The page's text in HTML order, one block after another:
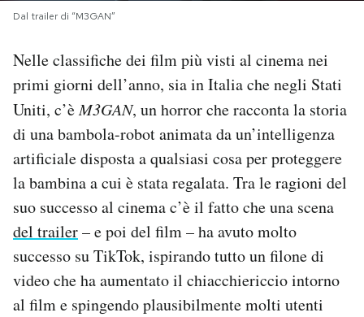
SHOP
AREA PERSONALE
Area Personale
Newsletter
Notifiche mobile
Regala il Post
Hai bisogno di aiuto?
Dal trailer di “M3GAN”
Nelle classifiche dei film più visti al cinema nei
primi giorni dell’anno, sia in Italia che negli Stati
Uniti, c’èM3GAN, un horror che racconta la storia
di una bambola-robot animata da un’intelligenza
artificiale disposta a qualsiasi cosa per proteggere
la bambina a cui è stata regalata. Tra le ragioni del
suo successo al cinema c’è il fatto che una scena
del trailer– e poi del film – ha avuto molto
successo su TikTok, ispirando tutto un filone di
video che ha aumentato il chiacchiericcio intorno
al film e spingendo plausibilmente molti utenti